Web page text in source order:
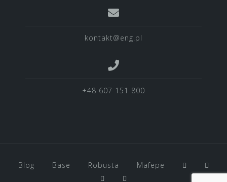
kontakt@eng.pl
+48 607 151 800
Blog Base Robusta Mafepe